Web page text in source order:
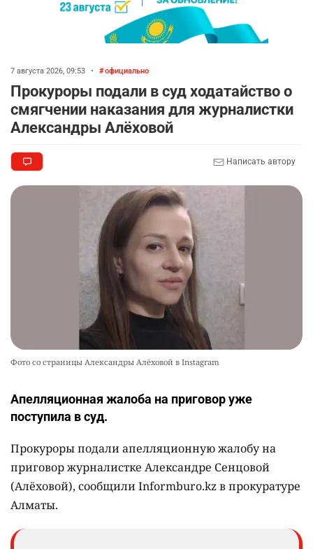
7 августа 2026, 09:53 • официально
Прокуроры подали в суд ходатайство о
смягчении наказания для журналистки
Александры Алёховой
Написать автору
Фото со страницы Александры Алёховой в Instagram
Апелляционная жалоба на приговор уже
поступила в суд.
Прокуроры подали апелляционную жалобу на
приговор журналистке Александре Сенцовой
(Алёховой), сообщили Informburo.kz в прокуратуре
Алматы.